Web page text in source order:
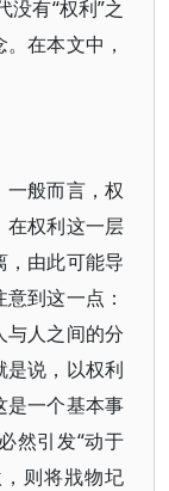
没有“权利”之
在本文中，
般而言，权
在权利这一层
由此可能导
到这一点：
人之间的分
说，以权利
是一个基本事
然引发“动于
则将戕物圮